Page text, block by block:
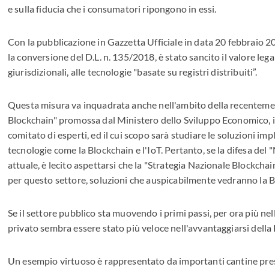
e sulla fiducia che i consumatori ripongono in essi.
Con la pubblicazione in Gazzetta Ufficiale in data 20 febbraio
la conversione del D.L. n. 135/2018, è stato sancito il valore
giurisdizionali, alle tecnologie "basate su registri distribuiti”.
Questa misura va inquadrata anche nell'ambito della
Blockchain" promossa dal Ministero dello Sviluppo
comitato di esperti, ed il cui scopo sarà studiare le soluzioni
tecnologie come la Blockchain e l'IoT. Pertanto, se la difesa del
attuale, è lecito aspettarsi che la "Strategia Nazionale
per questo settore, soluzioni che auspicabilmente vedranno la
Se il settore pubblico sta muovendo i primi passi, per ora più
privato sembra essere stato più veloce nell'avvantaggiarsi
Un esempio virtuoso è rappresentato da importanti cantine